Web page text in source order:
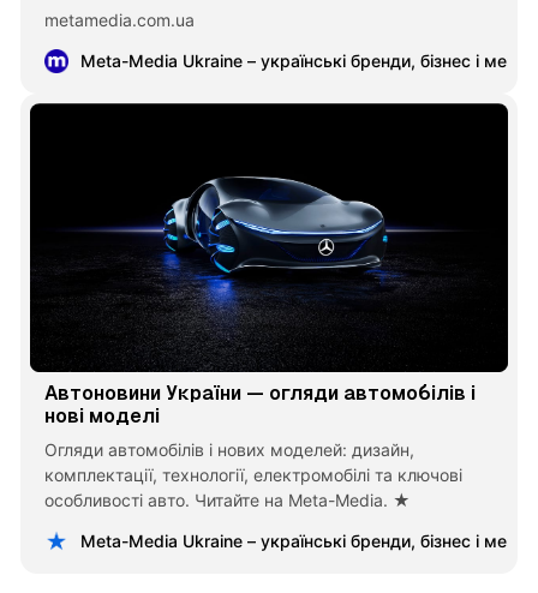
metamedia.com.ua
Meta-Media Ukraine – українські бренди, бізнес і
Автоновини України — огляди автомобілів і
нові моделі
Огляди автомобілів і нових моделей: дизайн,
комплектації, технології, електромобілі та ключові
особливості авто. Читайте на Meta-Media. ★
Meta-Media Ukraine – українські бренди, бізнес і